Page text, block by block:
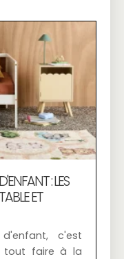
: LES
ET
c'est
tout faire à la